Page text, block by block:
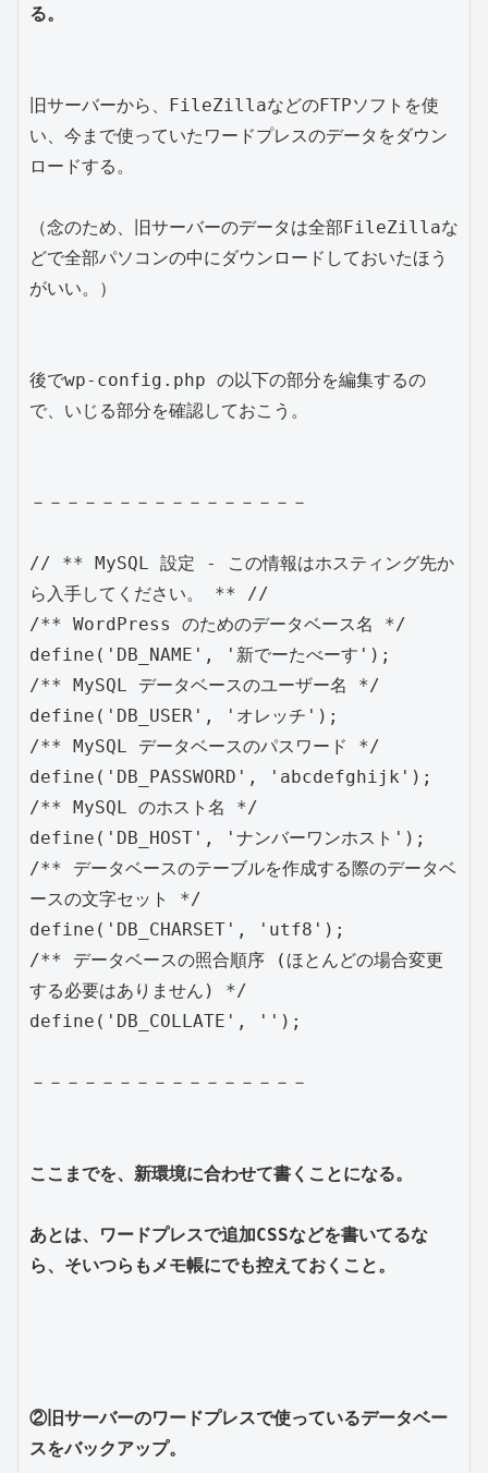
る。
旧サーバーから、FileZillaなどのFTPソフトを使
い、今まで使っていたワードプレスのデータをダウン
ロードする。
（念のため、旧サーバーのデータは全部FileZillaな
どで全部パソコンの中にダウンロードしておいたほう
がいい。）
後でwp-config.php の以下の部分を編集するの
で、いじる部分を確認しておこう。
－－－－－－－－－－－－－－－－
// ** MySQL 設定 - この情報はホスティング先か
ら入手してください。 ** //
/** WordPress のためのデータベース名 */
define('DB_NAME', '新でーたべーす');
/** MySQL データベースのユーザー名 */
define('DB_USER', 'オレッチ');
/** MySQL データベースのパスワード */
define('DB_PASSWORD', 'abcdefghijk');
/** MySQL のホスト名 */
define('DB_HOST', 'ナンバーワンホスト');
/** データベースのテーブルを作成する際のデータベ
ースの文字セット */
define('DB_CHARSET', 'utf8');
/** データベースの照合順序 (ほとんどの場合変更
する必要はありません) */
define('DB_COLLATE', '');
－－－－－－－－－－－－－－－－
ここまでを、新環境に合わせて書くことになる。
あとは、ワードプレスで追加CSSなどを書いてるな
ら、そいつらもメモ帳にでも控えておくこと。
②旧サーバーのワードプレスで使っているデータベー
スをバックアップ。